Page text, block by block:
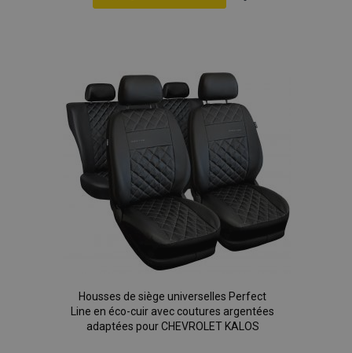
liste
d'achats
Housses de siège universelles Perfect
Line en éco-cuir avec coutures argentées
adaptées pour CHEVROLET KALOS